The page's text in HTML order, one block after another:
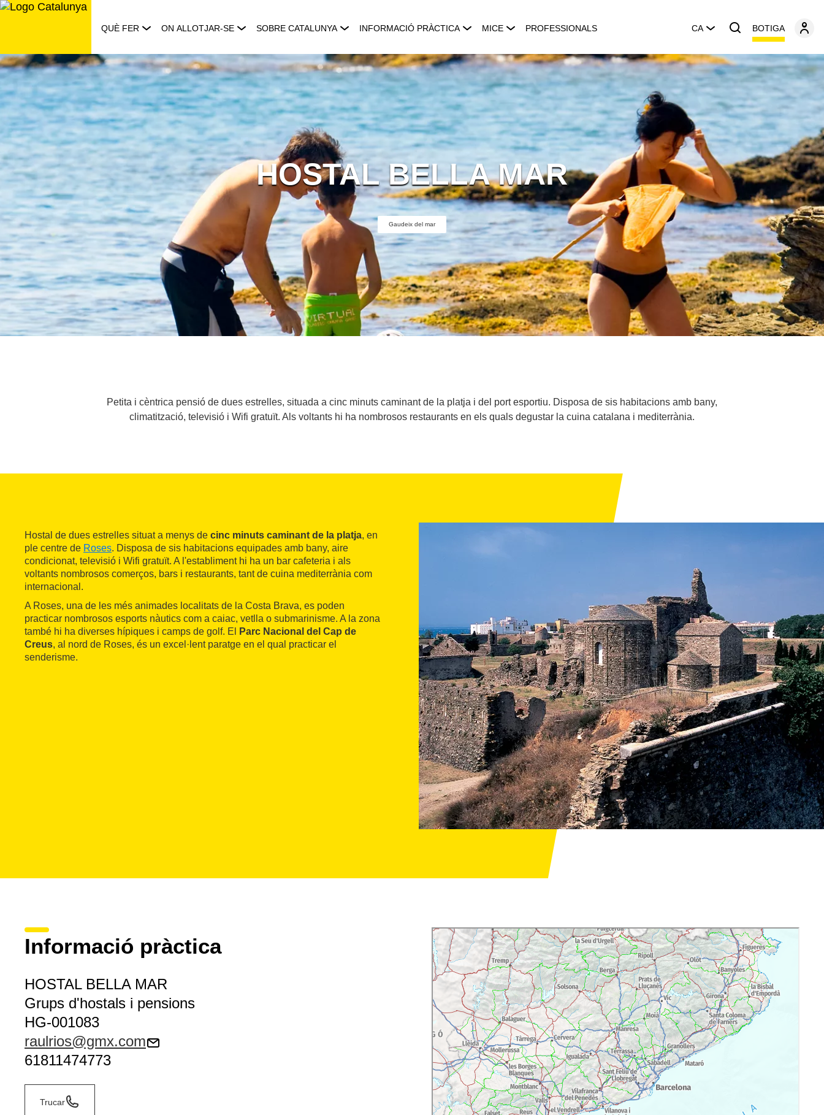
Saltar
QUÈ FER ON ALLOTJAR-SE SOBRE CATALUNYA INFORMACIÓ PRÀCTICA MICE PROFESSIONALS CA BOTIGA
HOSTAL BELLA MAR
Gaudeix del mar
Petita i cèntrica pensió de dues estrelles, situada a cinc minuts caminant de la platja i del port esportiu. Disposa de sis habitacions amb bany,
climatització, televisió i Wifi gratuït. Als voltants hi ha nombrosos restaurants en els quals degustar la cuina catalana i mediterrània.
Hostal de dues estrelles situat a menys de cinc minuts caminant de la platja, en
ple centre de Roses. Disposa de sis habitacions equipades amb bany, aire
condicionat, televisió i Wifi gratuït. A l'establiment hi ha un bar cafeteria i als
voltants nombrosos comerços, bars i restaurants, tant de cuina mediterrània com
internacional.
A Roses, una de les més animades localitats de la Costa Brava, es poden
practicar nombrosos esports nàutics com a caiac, vetlla o submarinisme. A la zona
també hi ha diverses hípiques i camps de golf. El
Parc Nacional del Cap de
Creus, al nord de Roses, és un excel·lent paratge en el qual practicar el
senderisme.
Informació pràctica
HOSTAL BELLA MAR
Grups d'hostals i pensions
HG-001083
raulrios@gmx.com
61811474773
Trucar